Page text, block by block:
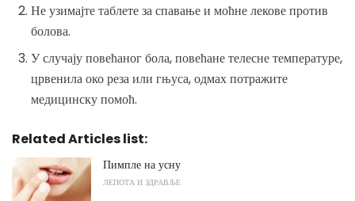
Не узимајте таблете за спавање и моћне лекове против
болова.
У случају повећаног бола, повећане телесне температуре,
црвенила око реза или гњуса, одмах потражите
медицинску помоћ.
Related Articles list:
Пимпле на усну
ЛЕПОТА И ЗДРАВЉЕ